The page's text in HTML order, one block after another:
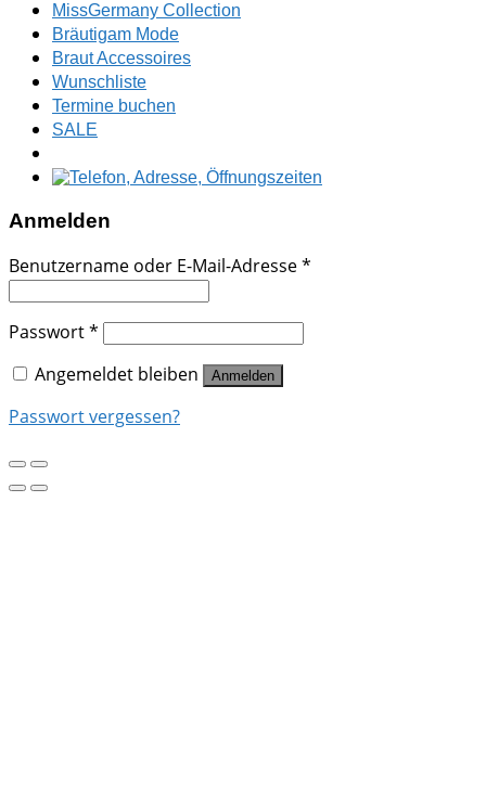
MissGermany Collection
Bräutigam Mode
Braut Accessoires
Wunschliste
Termine buchen
SALE
Anmelden
Benutzername oder E-Mail-Adresse*
Passwort*
Angemeldet bleiben
Anmelden
Passwort vergessen?